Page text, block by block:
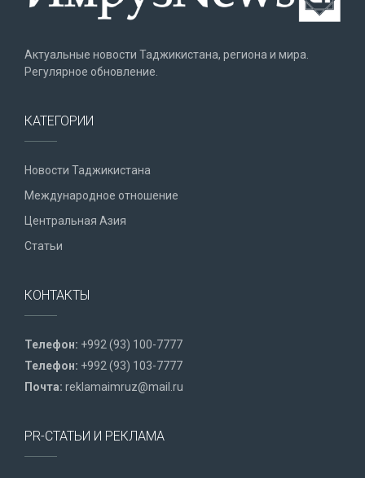
Актуальные новости Таджикистана, региона и мира.
Регулярное обновление.
КАТЕГОРИИ
Новости Таджикистана
Международное отношение
Центральная Азия
Статьи
КОНТАКТЫ
Телефон: +992 (93) 100-7777
Телефон: +992 (93) 103-7777
Почта: reklamaimruz@mail.ru
PR-СТАТЬИ И РЕКЛАМА